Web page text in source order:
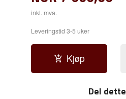
inkl. mva.
Leveringstid 3-5 uker
Kjøp
Del dette